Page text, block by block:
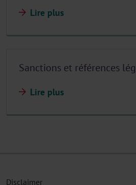
Lire plus
Sanctions et références
Lire plus
Disclaimer